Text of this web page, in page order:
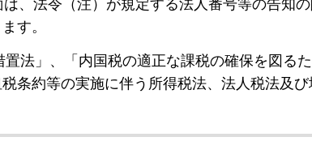
、法令（注）が規定する法人番号等の告知
す。
置法」、「内国税の適正な課税の確保を図る
条約等の実施に伴う所得税法、法人税法及